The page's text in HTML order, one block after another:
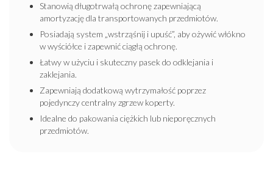
Stanowią długotrwałą ochronę zapewniającą
amortyzację dla transportowanych przedmiotów.
Posiadają system „wstrząśnij i upuść”, aby ożywić włókno
w wyściółce i zapewnić ciągłą ochronę.
Łatwy w użyciu i skuteczny pasek do odklejania i
zaklejania.
Zapewniają dodatkową wytrzymałość poprzez
pojedynczy centralny zgrzew koperty.
Idealne do pakowania ciężkich lub nieporęcznych
przedmiotów.